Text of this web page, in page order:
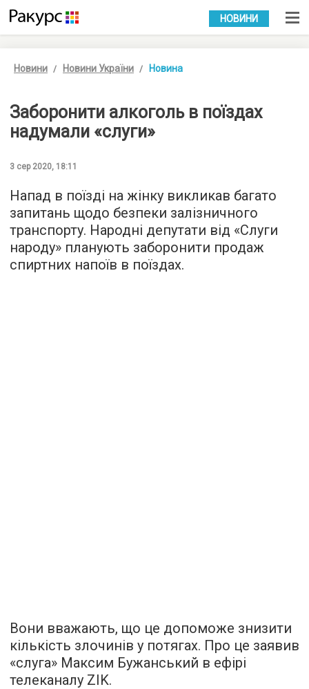
УКР РУС
НОВИНИ
Новини Новини України Новина
Заборонити алкоголь в поїздах
надумали «слуги»
3 сер 2020, 18:11
Напад в поїзді на жінку викликав багато
запитань щодо безпеки залізничного
транспорту. Народні депутати від «Слуги
народу» планують заборонити продаж
спиртних напоїв в поїздах.
Вони вважають, що це допоможе знизити
кількість злочинів у потягах. Про це заявив
«слуга» Максим Бужанський в ефірі
телеканалу ZIK.